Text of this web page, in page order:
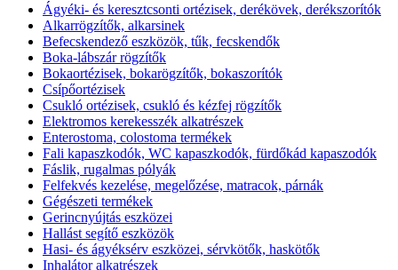
Ágyéki- és keresztcsonti ortézisek, derékövek, derékszorítók
Alkarrögzítők, alkarsinek
Befecskendező eszközök, tűk, fecskendők
Boka-lábszár rögzítők
Bokaortézisek, bokarögzítők, bokaszorítók
Csípőortézisek
Csukló ortézisek, csukló és kézfej rögzítők
Elektromos kerekesszék alkatrészek
Enterostoma, colostoma termékek
Fali kapaszkodók, WC kapaszkodók, fürdőkád kapaszodók
Fáslik, rugalmas pólyák
Felfekvés kezelése, megelőzése, matracok, párnák
Gégészeti termékek
Gerincnyújtás eszközei
Hallást segítő eszközök
Hasi- és ágyéksérv eszközei, sérvkötők, haskötők
Inhalátor alkatrészek